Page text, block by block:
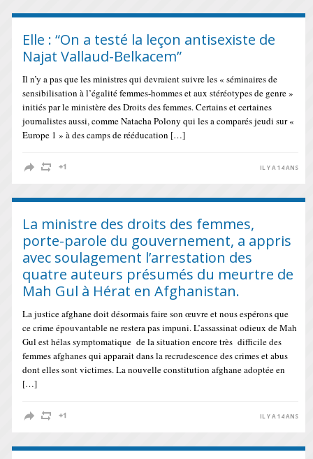
Elle : “On a testé la leçon antisexiste de
Najat Vallaud-Belkacem”
Il n’y a pas que les ministres qui devraient suivre les « séminaires de
sensibilisation à l’égalité femmes-hommes et aux stéréotypes de genre »
initiés par le ministère des Droits des femmes. Certains et certaines
journalistes aussi, comme Natacha Polony qui les a comparés jeudi sur «
Europe 1 » à des camps de rééducation […]
IL Y A 14 ANS
La ministre des droits des femmes,
porte-parole du gouvernement, a appris
avec soulagement l’arrestation des
quatre auteurs présumés du meurtre de
Mah Gul à Hérat en Afghanistan.
La justice afghane doit désormais faire son œuvre et nous espérons que
ce crime épouvantable ne restera pas impuni. L’assassinat odieux de Mah
Gul est hélas symptomatique de la situation encore très difficile des
femmes afghanes qui apparait dans la recrudescence des crimes et abus
dont elles sont victimes. La nouvelle constitution afghane adoptée en
[…]
IL Y A 14 ANS